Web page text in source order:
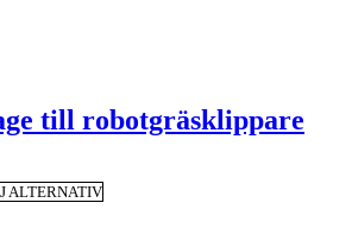
till robotgräsklippare
ALTERNATIV